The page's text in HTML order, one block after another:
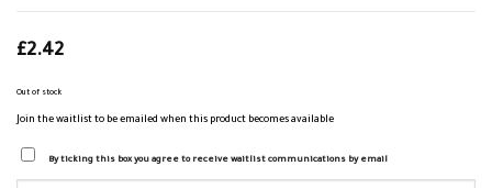
£2.42
Out of stock
Join the waitlist to be emailed when this product becomes available
By ticking this box you agree to receive waitlist communications by email